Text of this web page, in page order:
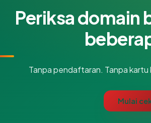
Periksa domain
Tanpa pendaftaran. Tanpa
Mulai